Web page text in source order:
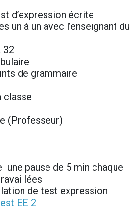
d’expression écrite
un à un avec l’enseignant du
32
de grammaire
classe
(Professeur)
une pause de 5 min chaque
de test expression
EE 2